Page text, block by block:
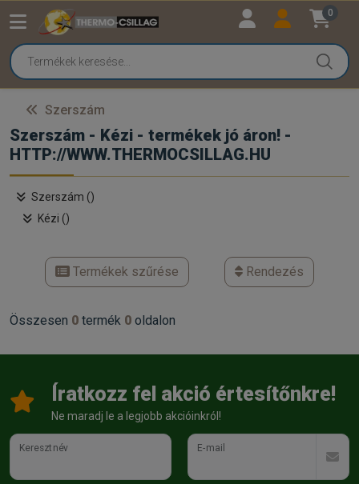
0
Szerszám
Szerszám - Kézi - termékek jó áron! -
HTTP://WWW.THERMOCSILLAG.HU
Szerszám ()
Kézi ()
Termékek szűrése Rendezés
Összesen 0 termék 0 oldalon
Íratkozz fel akció értesítőnkre!
Ne maradj le a legjobb akcióinkról!
Keresztnév E-mail